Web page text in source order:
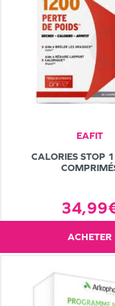
EAFIT
CALORIES STOP
ACHETER